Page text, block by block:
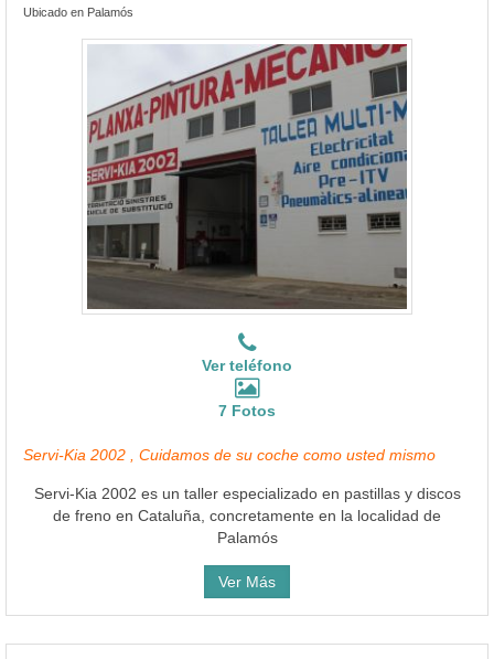
Ubicado en Palamós
Ver teléfono
7 Fotos
Servi-Kia 2002 , Cuidamos de su coche como usted mismo
Servi-Kia 2002 es un taller especializado en pastillas y discos
de freno en Cataluña, concretamente en la localidad de
Palamós
Ver Más